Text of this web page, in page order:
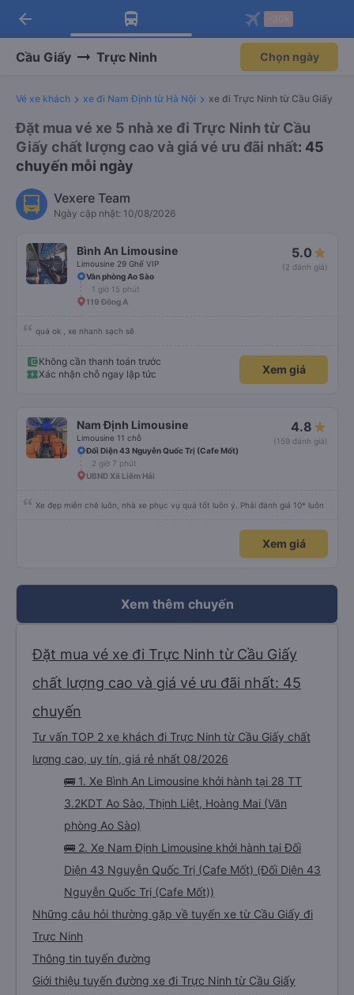
Tải app Vexere ngay!
Nhận ưu đãi thành viên độc
Mở app
Tải app Vexere
-30k/ghế khi đặt vé máy bay qua
Mở app
arrow_back
Cầu Giấy Trực Ninh Chọn ngày
Vé xe khách xe đi Nam Định từ Hà Nội xe đi Trực Ninh từ Cầu Giấy
Đặt mua vé xe 5 nhà xe đi Trực Ninh từ Cầu
Giấy chất lượng cao và giá vé ưu đãi nhất: 45
chuyến mỗi ngày
Vexere Team
Ngày cập nhật: 10/08/2026
Bình An Limousine
Limousine 29 Ghế VIP
5.0
(2 đánh giá)
Văn phòng Ao Sào
1 giờ 15 phút
119 Đông A
quá ok , xe nhanh sạch sẽ
Không cần thanh toán trước
Xác nhận chỗ ngay lập tức
Xem giá
Nam Định Limousine
Limousine 11 chỗ
4.8
(159 đánh giá)
Đối Diện 43 Nguyễn Quốc Trị (Cafe Mốt)
2 giờ 7 phút
UBND Xã Liêm Hải
Xe đẹp miễn chê luôn, nhà xe phục vụ quá tốt luôn ý. Phải đánh giá 10* luôn
Xem giá
Xem thêm chuyến
Đặt mua vé xe đi Trực Ninh từ Cầu Giấy
chất lượng cao và giá vé ưu đãi nhất: 45
chuyến
Tư vấn TOP 2 xe khách đi Trực Ninh từ Cầu Giấy chất
lượng cao, uy tín, giá rẻ nhất 08/2026
🚌 1. Xe Bình An Limousine khởi hành tại 28 TT
3.2KDT Ao Sào, Thịnh Liệt, Hoàng Mai (Văn
phòng Ao Sào)
🚌 2. Xe Nam Định Limousine khởi hành tại Đối
Diện 43 Nguyễn Quốc Trị (Cafe Mốt) (Đối Diện 43
Nguyễn Quốc Trị (Cafe Mốt))
Những câu hỏi thường gặp về tuyến xe từ Cầu Giấy đi
Trực Ninh
Thông tin tuyến đường
Giới thiệu tuyến đường xe đi Trực Ninh từ Cầu Giấy